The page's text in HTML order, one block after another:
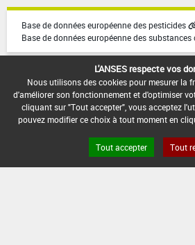
Base de données européenne des pesticides
Base de données européenne des substances
Version du produit : v2.1
L'ANSES respecte vos
Nous utilisons des cookies pour mesurer la
d'améliorer son fonctionnement et d'optimiser
cliquant sur "Tout accepter", vous acceptez
pouvez modifier ce choix à tout moment en
Tout accepter Tout